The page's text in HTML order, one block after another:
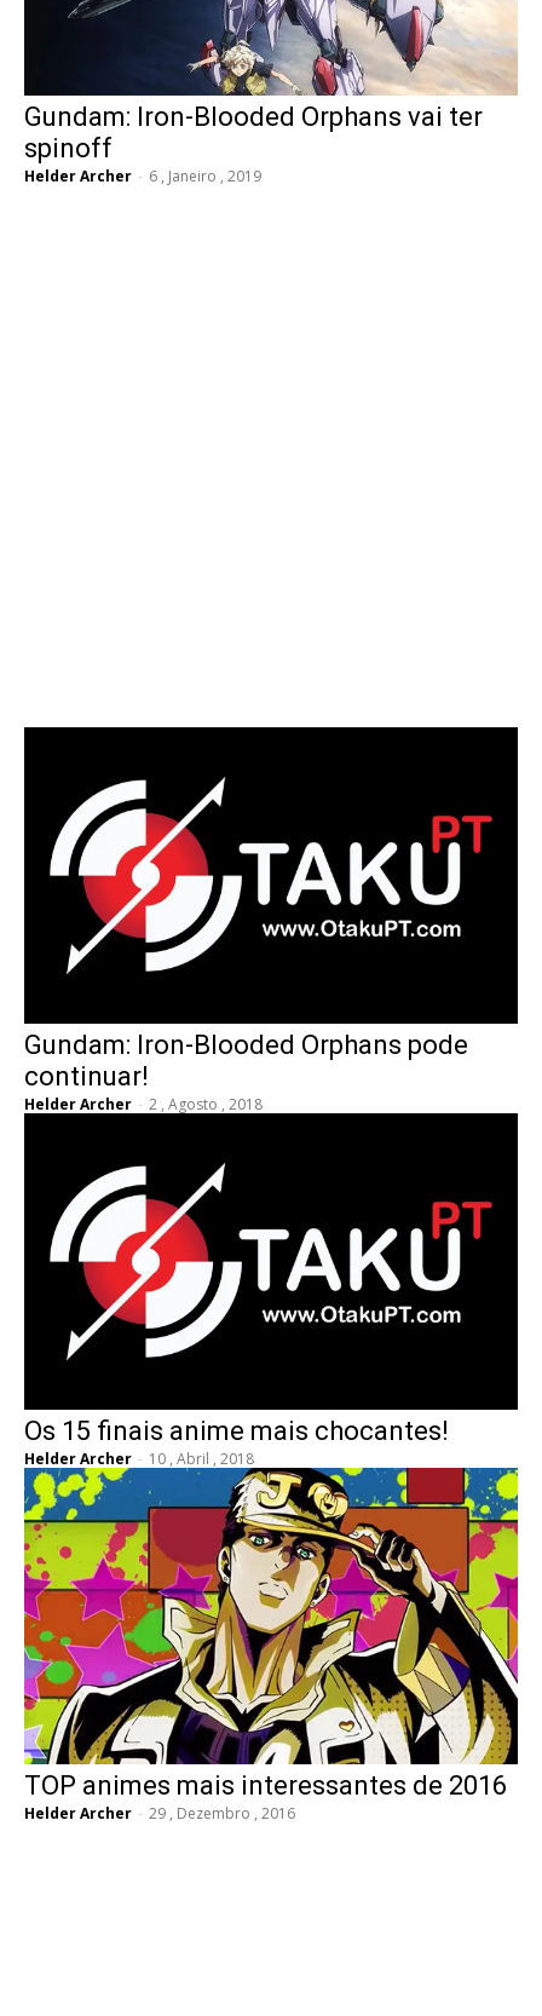
Gundam: Iron-Blooded Orphans vai ter
spinoff
Helder Archer - 6 , Janeiro , 2019
Gundam: Iron-Blooded Orphans pode
continuar!
Helder Archer - 2 , Agosto , 2018
Os 15 finais anime mais chocantes!
Helder Archer - 10 , Abril , 2018
TOP animes mais interessantes de 2016
Helder Archer - 29 , Dezembro , 2016